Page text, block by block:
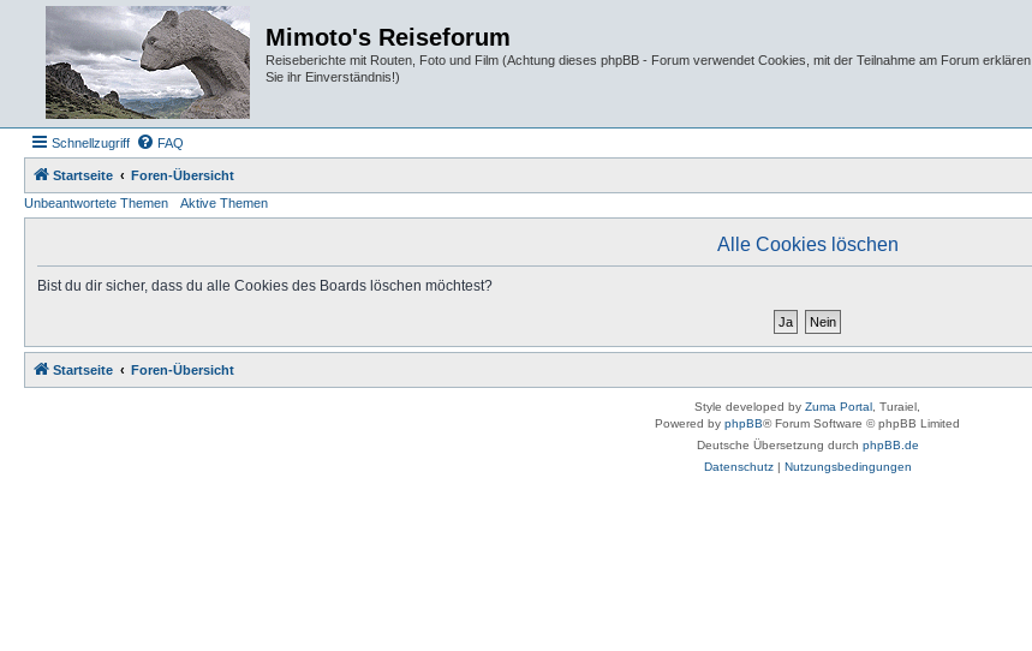
Mimoto's Reiseforum
Reiseberichte mit Routen, Foto und Film (Achtung dieses phpBB - Forum verwendet Cookies, mit der Teilnahme am Forum erklären
Sie ihr Einverständnis!)
Schnellzugriff FAQ
Startseite
Foren-Übersicht
Unbeantwortete Themen
Aktive Themen
Alle Cookies löschen
Bist du dir sicher, dass du alle Cookies des Boards löschen möchtest?
Startseite Foren-Übersicht
Style developed by Zuma Portal , Turaiel,
Powered by phpBB® Forum Software © phpBB Limited
Deutsche Übersetzung durch phpBB.de
Datenschutz| Nutzungsbedingungen